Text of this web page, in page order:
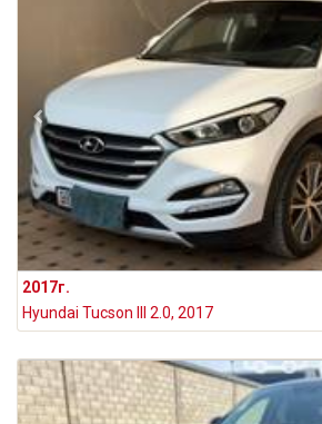
2017г.
Hyundai Tucson III 2.0, 2017